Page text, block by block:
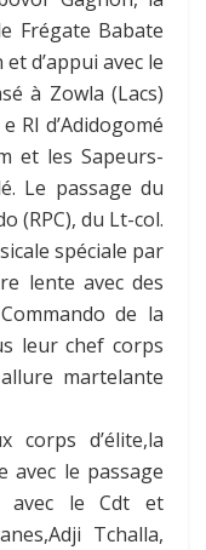
Frégate Babate
d’appui avec le
à Zowla (Lacs)
RI d’Adidogomé
et les Sapeurs-
Le passage du
(RPC), du Lt-col.
spéciale par
lente avec des
de la
leur chef corps
martelante
corps d’élite,la
avec le passage
avec le Cdt et
Tchalla,